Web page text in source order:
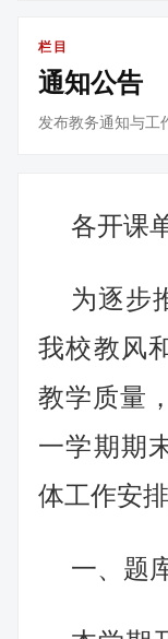
栏目
通知公告
发布教务通知与工
各开课
为逐步
我校教风
教学质量
一学期期
体工作安
一、题